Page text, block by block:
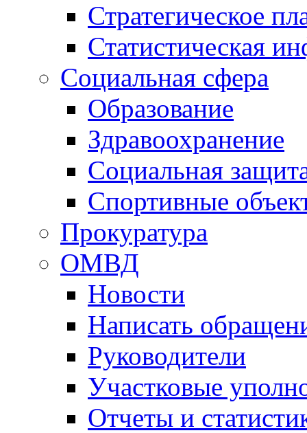
Стратегическое
Статистическая
Социальная сфера
Образование
Здравоохранение
Социальная
Спортивные
Прокуратура
ОМВД
Новости
Написать
Руководители
Участковые
Отчеты и